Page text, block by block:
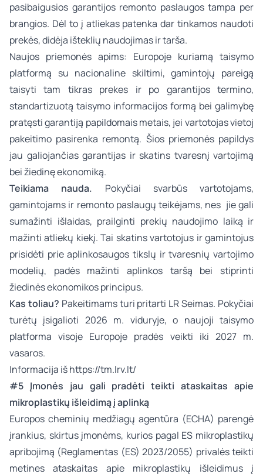
pasibaigusios garantijos remonto paslaugos tampa per
brangios. Dėl to į atliekas patenka dar tinkamos naudoti
prekės, didėja išteklių naudojimas ir tarša.
Naujos priemonės apims: Europoje kuriamą taisymo
platformą su nacionaline skiltimi, gamintojų pareigą
taisyti tam tikras prekes ir po garantijos termino,
standartizuotą taisymo informacijos formą bei galimybę
pratęsti garantiją papildomais metais, jei vartotojas vietoj
pakeitimo pasirenka remontą. Šios priemonės papildys
jau galiojančias garantijas ir skatins tvaresnį vartojimą
bei žiedinę ekonomiką.
Teikiama nauda. Pokyčiai svarbūs vartotojams,
gamintojams ir remonto paslaugų teikėjams, nes jie gali
sumažinti išlaidas, prailginti prekių naudojimo laiką ir
mažinti atliekų kiekį. Tai skatins vartotojus ir gamintojus
prisidėti prie aplinkosaugos tikslų ir tvaresnių vartojimo
modelių, padės mažinti aplinkos taršą bei stiprinti
žiedinės ekonomikos principus.
Kas toliau? Pakeitimams turi pritarti LR Seimas. Pokyčiai
turėtų įsigalioti 2026 m. viduryje, o naujoji taisymo
platforma visoje Europoje pradės veikti iki 2027 m.
vasaros.
Informacija išhttps://tm.lrv.lt/
#5 Įmonės jau gali pradėti teikti ataskaitas apie
mikroplastikų išleidimą į aplinką
Europos cheminių medžiagų agentūra (ECHA) parengė
įrankius, skirtus įmonėms, kurios pagal ES mikroplastikų
apribojimą (Reglamentas (ES) 2023/2055) privalės teikti
metines ataskaitas apie mikroplastikų išleidimus į